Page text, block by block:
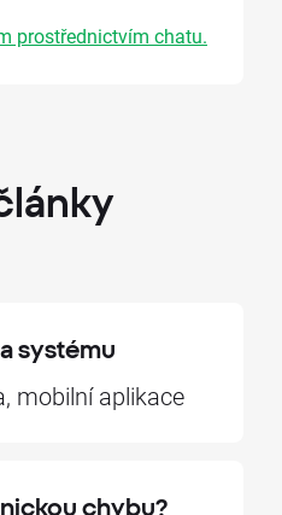
prostřednictvím chatu.
systému
mobilní aplikace
chybu?